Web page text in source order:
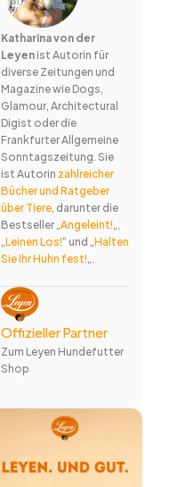
Katharina von der
Leyenist Autorin für
diverse Zeitungen und
Magazine wie Dogs,
Glamour, Architectural
Digist oder die
Frankfurter Allgemeine
Sonntagszeitung. Sie
ist Autorin zahlreicher
Bücher und Ratgeber
über Tiere, darunter die
Bestseller „Angeleint!„,
„Leinen Los!“ und „Halten
Sie Ihr Huhn fest!„.
Offizieller Partner
Zum Leyen Hundefutter
Shop